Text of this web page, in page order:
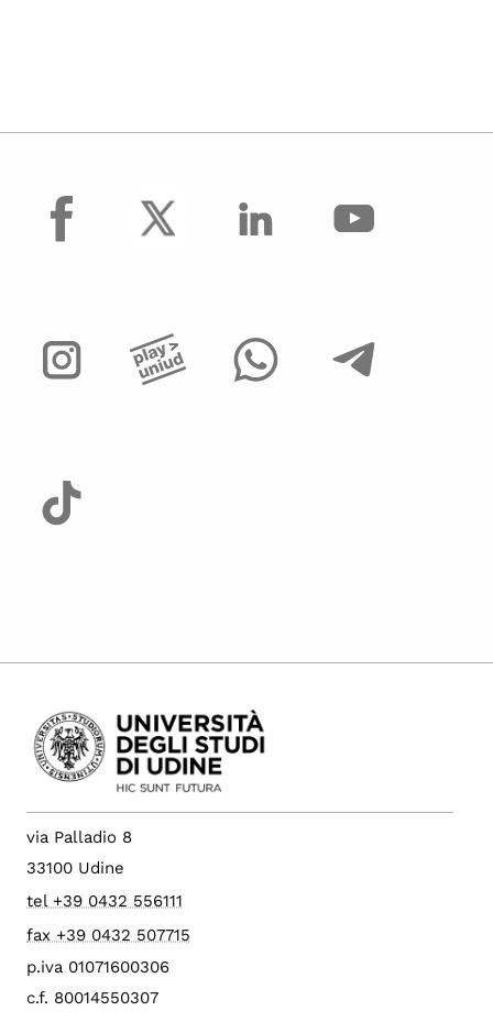
facebook
via Palladio 8
33100 Udine
tel +39 0432 556111
fax +39 0432 507715
p.iva 01071600306
c.f. 80014550307